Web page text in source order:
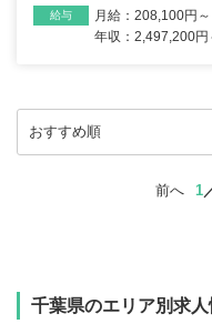
給与
月給：208,100円～
年収：2,497,200円
前へ 1
千葉県のエリア別求人